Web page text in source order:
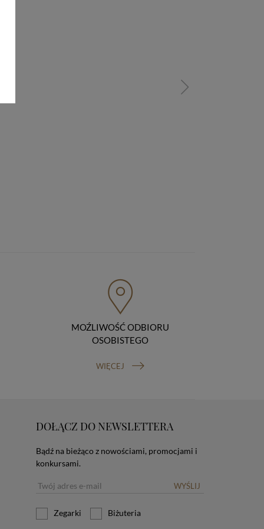
MOŹLIWOŚĆ ODBIORU
OSOBISTEGO
WIĘCEJ
DOŁĄCZ DO NEWSLETTERA
Bądź na bieżąco z nowościami, promocjami i
konkursami.
WYŚLIJ
Zegarki Biżuteria